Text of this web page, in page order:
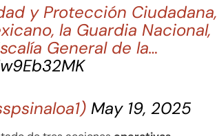
y Protección Ciudadana,
la Guardia Nacional,
General de la…
May 19, 2025